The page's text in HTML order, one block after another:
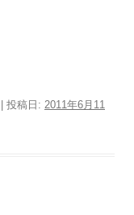
| 投稿日: 2011年6月11